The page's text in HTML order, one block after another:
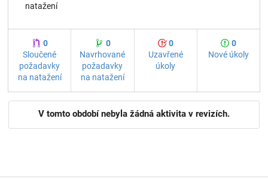
natažení
0
Sloučené
požadavky
na natažení
0
Navrhované
požadavky
na natažení
0
Uzavřené
úkoly
0
Nové úkoly
V tomto období nebyla žádná aktivita v revizích.